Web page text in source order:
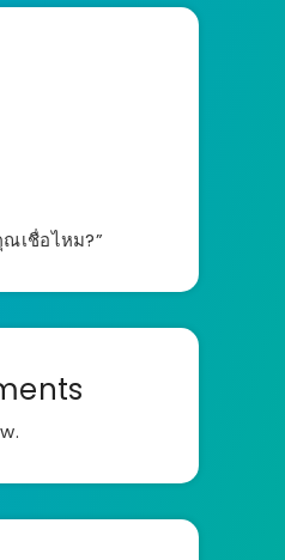
ณเชื่อไหม?”